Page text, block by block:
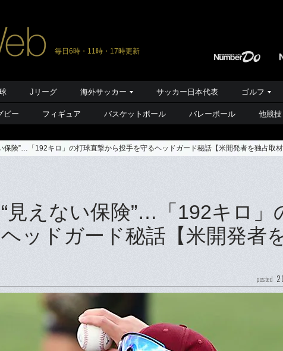
毎日6時・11時・17時更新
Jリーグ 海外サッカー サッカー日本代表 ゴルフ
ビー フィギュア バスケットボール バレーボール 他競技
保険”…「192キロ」の打球直撃から投手を守るヘッドガード秘話【米開発者を独占取材
見えない保険”…「192キロ」
ッドガード秘話【米開発者
posted